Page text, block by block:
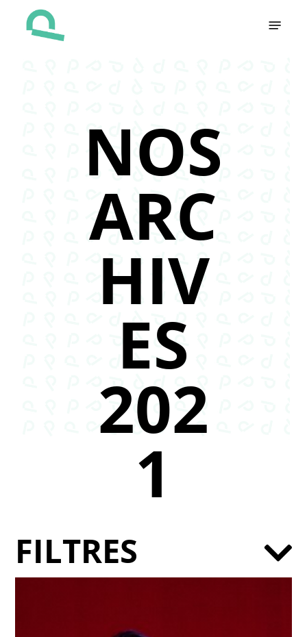
NOS
ARC
HIV
ES
202
1
FILTRES